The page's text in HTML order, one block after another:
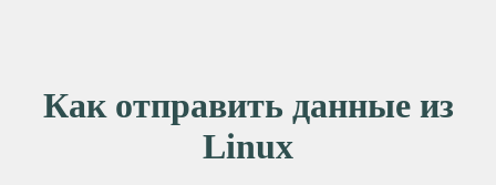
Как отправить данные из
Linux